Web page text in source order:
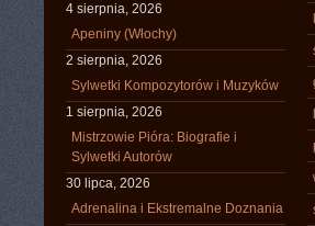
4 sierpnia, 2026
Apeniny (Włochy)
2 sierpnia, 2026
Sylwetki Kompozytorów i Muzyków
1 sierpnia, 2026
Mistrzowie Pióra: Biografie i
Sylwetki Autorów
30 lipca, 2026
Adrenalina i Ekstremalne Doznania